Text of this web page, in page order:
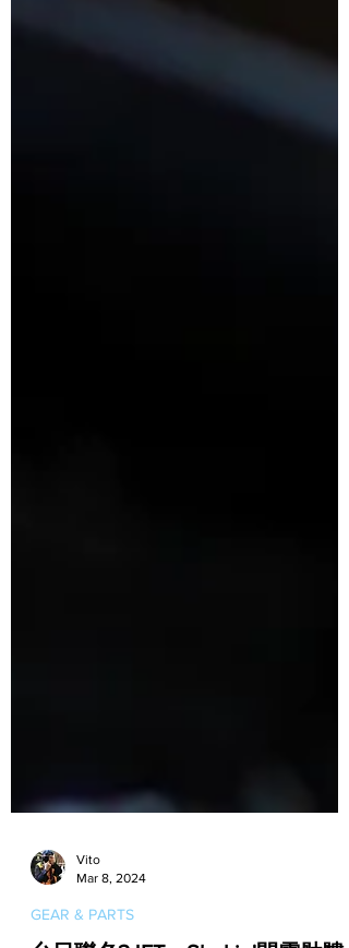
Mar 8, 2024